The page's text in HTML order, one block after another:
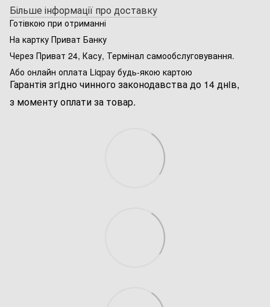
Більше інформації про доставку
Готівкою при отриманні
На картку Приват Банку
Через Приват 24, Касу, Термінал самообслуговування.
Або онлайн оплата Liqpay будь-якою картою
Гарантія згiдно чинного законодавства до 14 днiв,
з моменту оплати за товар.